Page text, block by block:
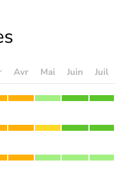
Avr Mai Juin Juil